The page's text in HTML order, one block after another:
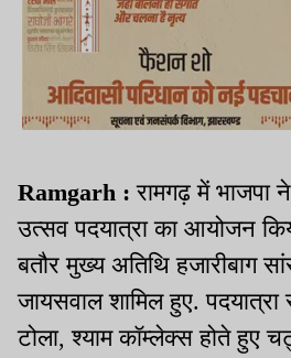
Ramgarh :रामगढ़ में भाजपा
उत्सव पदयात्रा का आयोजन
बतौर मुख्य अतिथि हजारीबाग
जायसवाल शामिल हुए. पदयात्रा
टोला, श्याम कॉम्लेक्स होते हुए